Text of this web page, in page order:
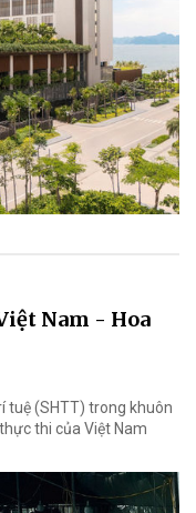
Nam - Hoa
tuệ (SHTT) trong khuôn
thi của Việt Nam